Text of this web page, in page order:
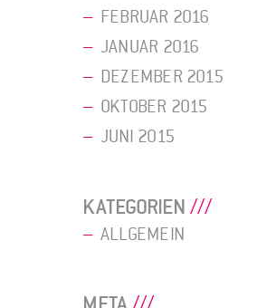
FEBRUAR 2016
JANUAR 2016
DEZEMBER 2015
OKTOBER 2015
JUNI 2015
KATEGORIEN
ALLGEMEIN